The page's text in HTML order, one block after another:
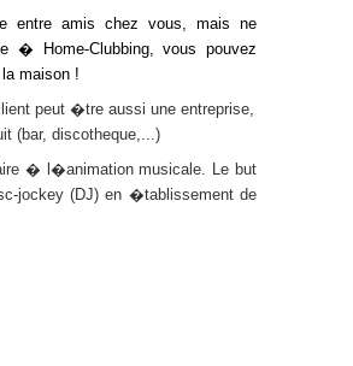
amis chez vous, mais ne
� Home-Clubbing, vous pouvez
maison !
peut �tre aussi une entreprise,
(bar, discotheque,...)
l�animation musicale. Le but
jockey (DJ) en �tablissement de